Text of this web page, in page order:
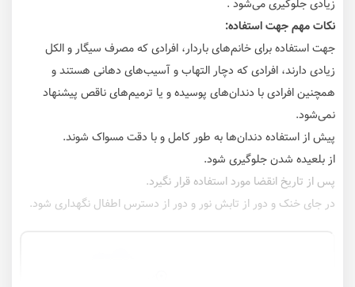
زیادی جلوگیری می‌شود .
نکات مهم جهت استفاده:
جهت استفاده برای خانم‌های باردار، افرادی که مصرف سیگار و الکل
زیادی دارند، افرادی که دچار التهاب و آسیب‌های دهانی هستند و
همچنین افرادی با دندان‌های پوسیده و یا ترمیم‌های ناقص پیشنهاد
نمی‌شود.
پیش از استفاده دندان‌ها به طور کامل و با دقت مسواک شوند.
از بلعیده شدن جلوگیری شود.
پس از تاریخ انقضا مورد استفاده قرار نگیرد.
در جای خنک و دور از تابش نور و دور از دسترس اطفال نگهداری شود.